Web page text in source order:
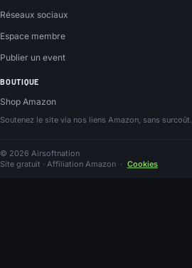
Réseaux sociaux
Espace membre
Publier un event
BOUTIQUE
Shop Amazon
Soutenez le site via nos liens Amazon, sans surcoût.
© 2026 Airsoftnation
Site gratuit · Affiliation Amazon · Cookies